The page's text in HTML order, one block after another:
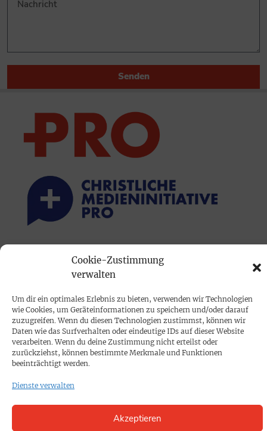
Cookie-Zustimmung
verwalten
Um dir ein optimales Erlebnis zu bieten, verwenden wir Technologien
wie Cookies, um Geräteinformationen zu speichern und/oder darauf
zuzugreifen. Wenn du diesen Technologien zustimmst, können wir
Daten wie das Surfverhalten oder eindeutige IDs auf dieser Website
verarbeiten. Wenn du deine Zustimmung nicht erteilst oder
zurückziehst, können bestimmte Merkmale und Funktionen
beeinträchtigt werden.
Dienste verwalten
Akzeptieren
Senden
PRINTAUSGABE
Mediadaten
PROKOMPAKT
Impressum
SPENDEN
Datenschutz